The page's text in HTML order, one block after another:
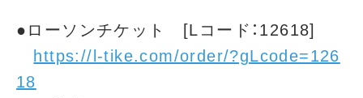
●ローソンチケット [Lコード：12618]
https://l-tike.com/order/?gLcode=126
18